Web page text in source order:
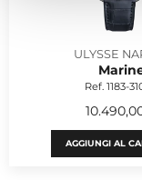
ULYSSE
Ref. 1183-
AGGIUNGI AL